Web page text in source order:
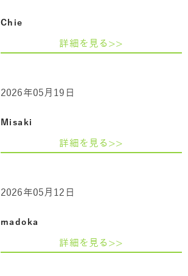
Chie
詳細を見る>>
Misaki
2026年05月19日
詳細を見る>>
madoka
2026年05月12日
詳細を見る>>